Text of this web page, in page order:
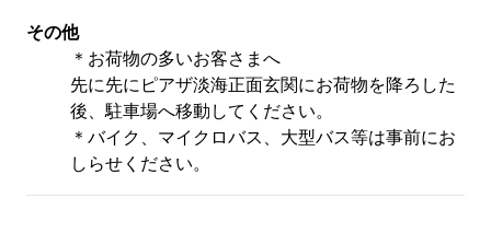
その他
＊お荷物の多いお客さまへ
先に先にピアザ淡海正面玄関にお荷物を降ろした
後、駐車場へ移動してください。
＊バイク、マイクロバス、大型バス等は事前にお
しらせください。
宿泊約款
プライバシーポリシー